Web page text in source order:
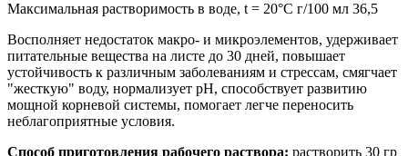
Максимальная растворимость в воде, t = 20°С г/100 мл 36,5
Восполняет недостаток макро- и микроэлементов, удерживает
питательные вещества на листе до 30 дней, повышает
устойчивость к различным заболеваниям и стрессам, смягчает
"жесткую" воду, нормализует pH, способствует развитию
мощной корневой системы, помогает легче переносить
неблагоприятные условия.
Способ приготовления рабочего раствора: растворить 30 гр